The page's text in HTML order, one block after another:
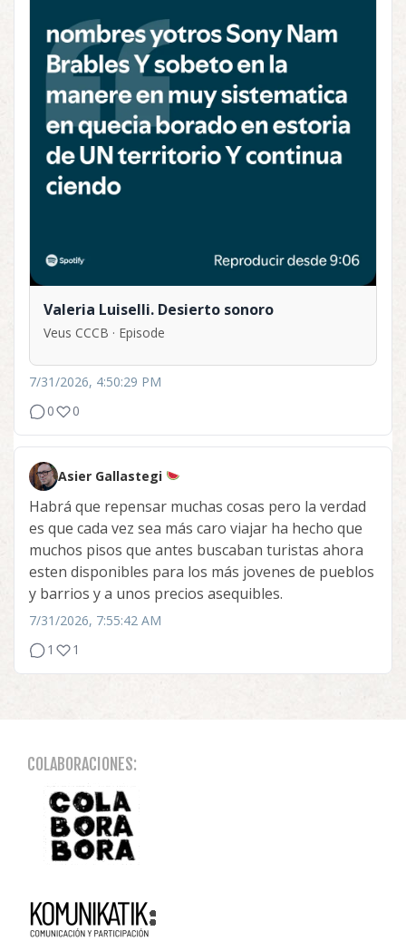
Valeria Luiselli. Desierto sonoro
Veus CCCB · Episode
7/31/2026, 4:50:29 PM
0
0
Asier Gallastegi
Habrá que repensar muchas cosas pero la verdad
es que cada vez sea más caro viajar ha hecho que
muchos pisos que antes buscaban turistas ahora
esten disponibles para los más jovenes de pueblos
y barrios y a unos precios asequibles.
7/31/2026, 7:55:42 AM
1
1
COLABORACIONES: